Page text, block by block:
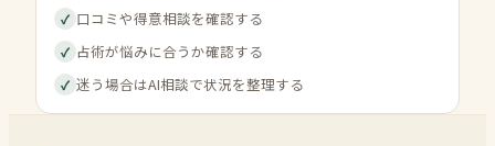
✓ 口コミや得意相談を確認する
✓ 占術が悩みに合うか確認する
✓ 迷う場合はAI相談で状況を整理する